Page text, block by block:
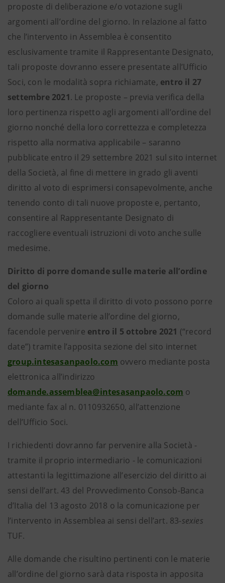
proposte di deliberazione e/o votazione sugli
argomenti all’ordine del giorno. In relazione al fatto
che l’intervento in Assemblea è consentito
esclusivamente tramite il Rappresentante Designato,
tali proposte dovranno essere presentate all’Ufficio
Soci, con le modalità sopra richiamate, entro il 27
settembre 2021. Le proposte – previa verifica della
loro pertinenza rispetto agli argomenti all’ordine del
giorno nonché della loro correttezza e completezza
rispetto alla normativa applicabile – saranno
pubblicate entro il 29 settembre 2021 sul sito internet
della Società, al fine di mettere in grado gli aventi
diritto al voto di esprimersi consapevolmente, anche
tenendo conto di tali nuove proposte e, pertanto,
consentire al Rappresentante Designato di
raccogliere eventuali istruzioni di voto anche sulle
medesime.
Diritto di porre domande sulle materie all’ordine
del giorno
Coloro ai quali spetta il diritto di voto possono porre
domande sulle materie all’ordine del giorno,
facendole pervenire entro il 5 ottobre 2021 (“record
date”) tramite l’apposita sezione del sito internet
group.intesasanpaolo.com ovvero mediante posta
elettronica all’indirizzo
domande.assemblea@intesasanpaolo.com o
mediante fax al n. 0110932650, all’attenzione
dell’Ufficio Soci.
I richiedenti dovranno far pervenire alla Società -
tramite il proprio intermediario - le comunicazioni
attestanti la legittimazione all’esercizio del diritto ai
sensi dell’art. 43 del Provvedimento Consob-Banca
d’Italia del 13 agosto 2018 o la comunicazione per
l’intervento in Assemblea ai sensi dell’art. 83-sexies
TUF.
Alle domande che risultino pertinenti con le materie
all’ordine del giorno sarà data risposta in apposita